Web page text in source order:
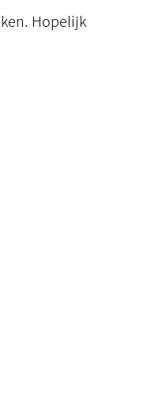
Hopelijk